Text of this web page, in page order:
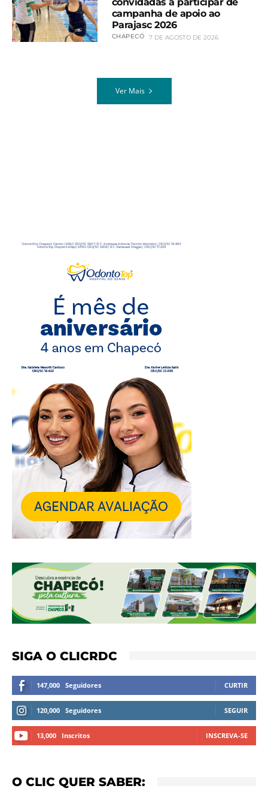
campanha de apoio ao
Parajasc 2026
CHAPECÓ 7 DE AGOSTO DE 2026
Ver Mais
SIGA O CLICRDC
147,000 Seguidores CURTIR
120,000 Seguidores SEGUIR
13,000 Inscritos INSCREVA-SE
O CLIC QUER SABER: